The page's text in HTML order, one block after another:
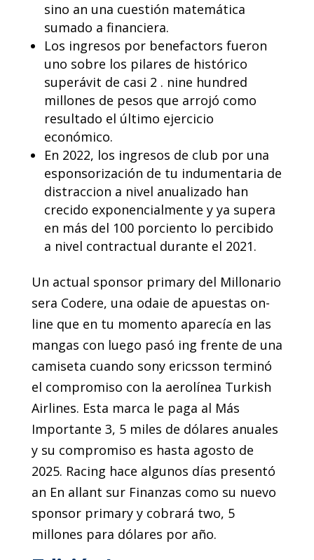
sino an una cuestión matemática
sumado a financiera.
Los ingresos por benefactors fueron
uno sobre los pilares de histórico
superávit de casi 2 . nine hundred
millones de pesos que arrojó como
resultado el último ejercicio
económico.
En 2022, los ingresos de club por una
esponsorización de tu indumentaria de
distraccion a nivel anualizado han
crecido exponencialmente y ya supera
en más del 100 porciento lo percibido
a nivel contractual durante el 2021.
Un actual sponsor primary del Millonario
sera Codere, una odaie de apuestas on-
line que en tu momento aparecía en las
mangas con luego pasó ing frente de una
camiseta cuando sony ericsson terminó
el compromiso con la aerolínea Turkish
Airlines. Esta marca le paga al Más
Importante 3, 5 miles de dólares anuales
y su compromiso es hasta agosto de
2025. Racing hace algunos días presentó
an En allant sur Finanzas como su nuevo
sponsor primary y cobrará two, 5
millones para dólares por año.